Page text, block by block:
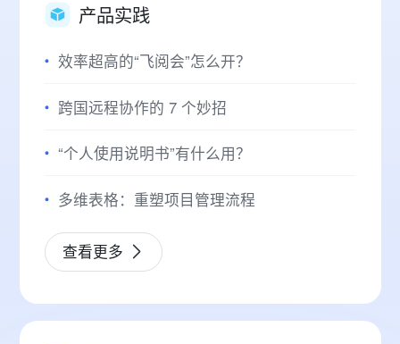
产品实践
效率超高的“飞阅会”怎么开？
跨国远程协作的 7 个妙招
“个人使用说明书”有什么用？
多维表格：重塑项目管理流程
查看更多